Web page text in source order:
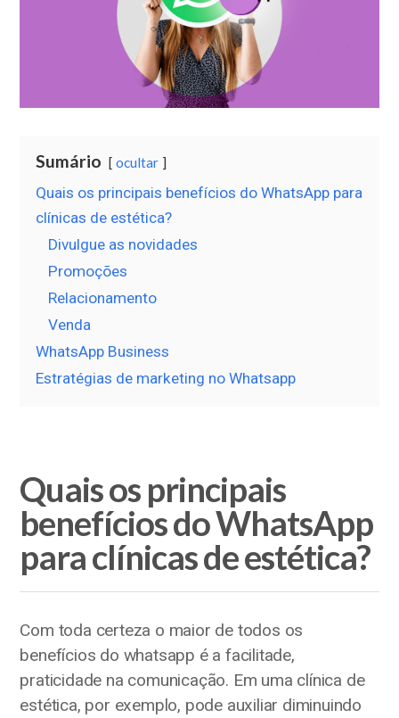
Sumário ocultar
Quais os principais benefícios do WhatsApp para
clínicas de estética?
Divulgue as novidades
Promoções
Relacionamento
Venda
WhatsApp Business
Estratégias de marketing no Whatsapp
Quais os principais
benefícios do WhatsApp
para clínicas de estética?
Com toda certeza o maior de todos os
benefícios do whatsapp é a facilitade,
praticidade na comunicação. Em uma clínica de
estética, por exemplo, pode auxiliar diminuindo